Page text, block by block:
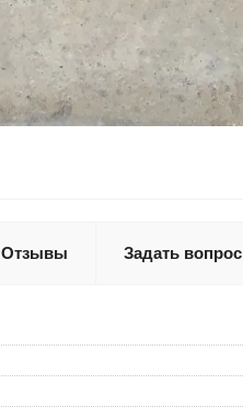
Отзывы Задать вопрос